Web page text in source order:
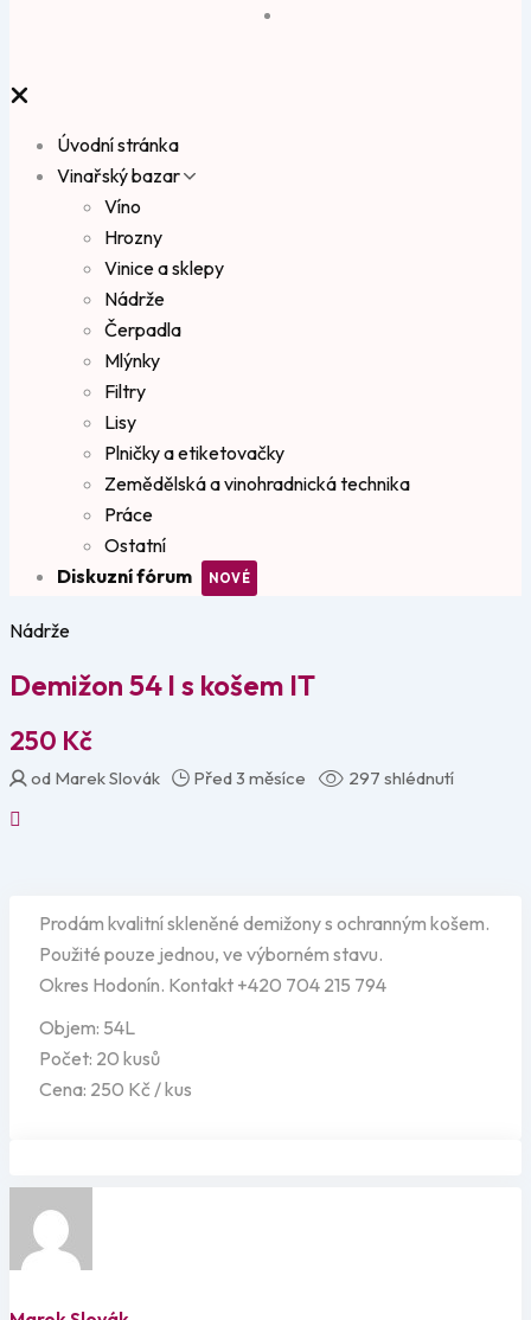
Úvodní stránka
Vinařský bazar
Víno
Hrozny
Vinice a sklepy
Nádrže
Čerpadla
Mlýnky
Filtry
Lisy
Plničky a etiketovačky
Zemědělská a vinohradnická technika
Práce
Ostatní
Diskuzní fórum
Nádrže
Demižon 54 l s košem IT
250 Kč
od Marek Slovák Před 3 měsíce 297 shlédnutí
Prodám kvalitní skleněné demižony s ochranným košem.
Použité pouze jednou, ve výborném stavu.
Okres Hodonín. Kontakt +420 704 215 794
Objem: 54L
Počet: 20 kusů
Cena: 250 Kč / kus